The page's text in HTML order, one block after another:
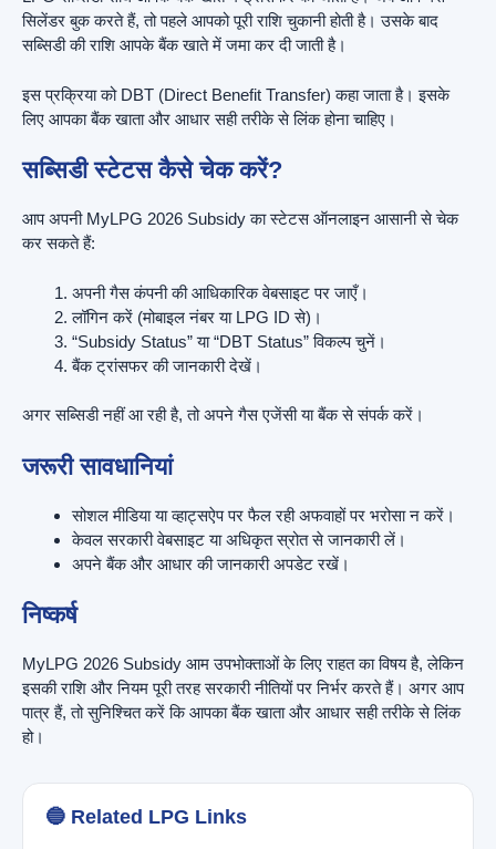
सिलेंडर बुक करते हैं, तो पहले आपको पूरी राशि चुकानी होती है। उसके बाद
सब्सिडी की राशि आपके बैंक खाते में जमा कर दी जाती है।
इस प्रक्रिया को DBT (Direct Benefit Transfer) कहा जाता है। इसके
लिए आपका बैंक खाता और आधार सही तरीके से लिंक होना चाहिए।
सब्सिडी स्टेटस कैसे चेक करें?
आप अपनी MyLPG 2026 Subsidy का स्टेटस ऑनलाइन आसानी से चेक
कर सकते हैं:
अपनी गैस कंपनी की आधिकारिक वेबसाइट पर जाएँ।
लॉगिन करें (मोबाइल नंबर या LPG ID से)।
“Subsidy Status” या “DBT Status” विकल्प चुनें।
बैंक ट्रांसफर की जानकारी देखें।
अगर सब्सिडी नहीं आ रही है, तो अपने गैस एजेंसी या बैंक से संपर्क करें।
जरूरी सावधानियां
सोशल मीडिया या व्हाट्सऐप पर फैल रही अफवाहों पर भरोसा न करें।
केवल सरकारी वेबसाइट या अधिकृत स्रोत से जानकारी लें।
अपने बैंक और आधार की जानकारी अपडेट रखें।
निष्कर्ष
MyLPG 2026 Subsidy आम उपभोक्ताओं के लिए राहत का विषय है, लेकिन
इसकी राशि और नियम पूरी तरह सरकारी नीतियों पर निर्भर करते हैं। अगर आप
पात्र हैं, तो सुनिश्चित करें कि आपका बैंक खाता और आधार सही तरीके से लिंक
हो।
🔵 Related LPG Links